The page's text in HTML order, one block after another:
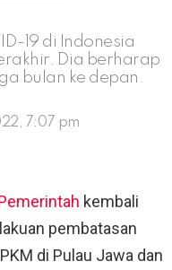
19 di Indonesia
Dia berharap
bulan ke depan.
7:07 pm
kembali
pembatasan
di Pulau Jawa dan